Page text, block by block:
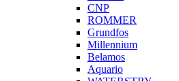
CNP
ROMMER
Grundfos
Millennium
Belamos
Aquario